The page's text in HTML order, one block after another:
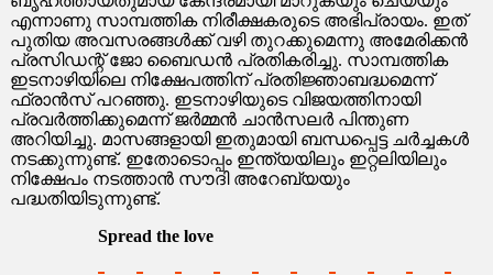
എന്നാണു സാമ്പത്തിക നിരീക്ഷകരുടെ അഭിപ്രായം. ഇത്
പുതിയ അവസരങ്ങൾക്ക് വഴി തുറക്കുമെന്നു അമേരിക്കൻ
പ്രസിഡന്റ് ജോ ബൈഡൻ പ്രതികരിച്ചു. സാമ്പത്തിക
ഇടനാഴിയിലെ നിക്ഷേപത്തിന് പ്രതിജ്ഞാബദ്ധമെന്ന്
ഫ്രാൻസ് പറഞ്ഞു. ഇടനാഴിയുടെ വിജയത്തിനായി
പ്രവർത്തിക്കുമെന്ന് ജർമ്മൻ ചാൻസലർ പിന്തുണ
അറിയിച്ചു. മാസങ്ങളായി ഇതുമായി ബന്ധപ്പെട്ട ചർച്ചകൾ
നടക്കുന്നുണ്ട്. ഇതോടൊപ്പം ഇന്ത്യയിലും ഇറ്റലിയിലും
നിക്ഷേപം നടത്താൻ സൗദി അറേബ്യയും
പദ്ധതിയിടുന്നുണ്ട്.
Spread the love